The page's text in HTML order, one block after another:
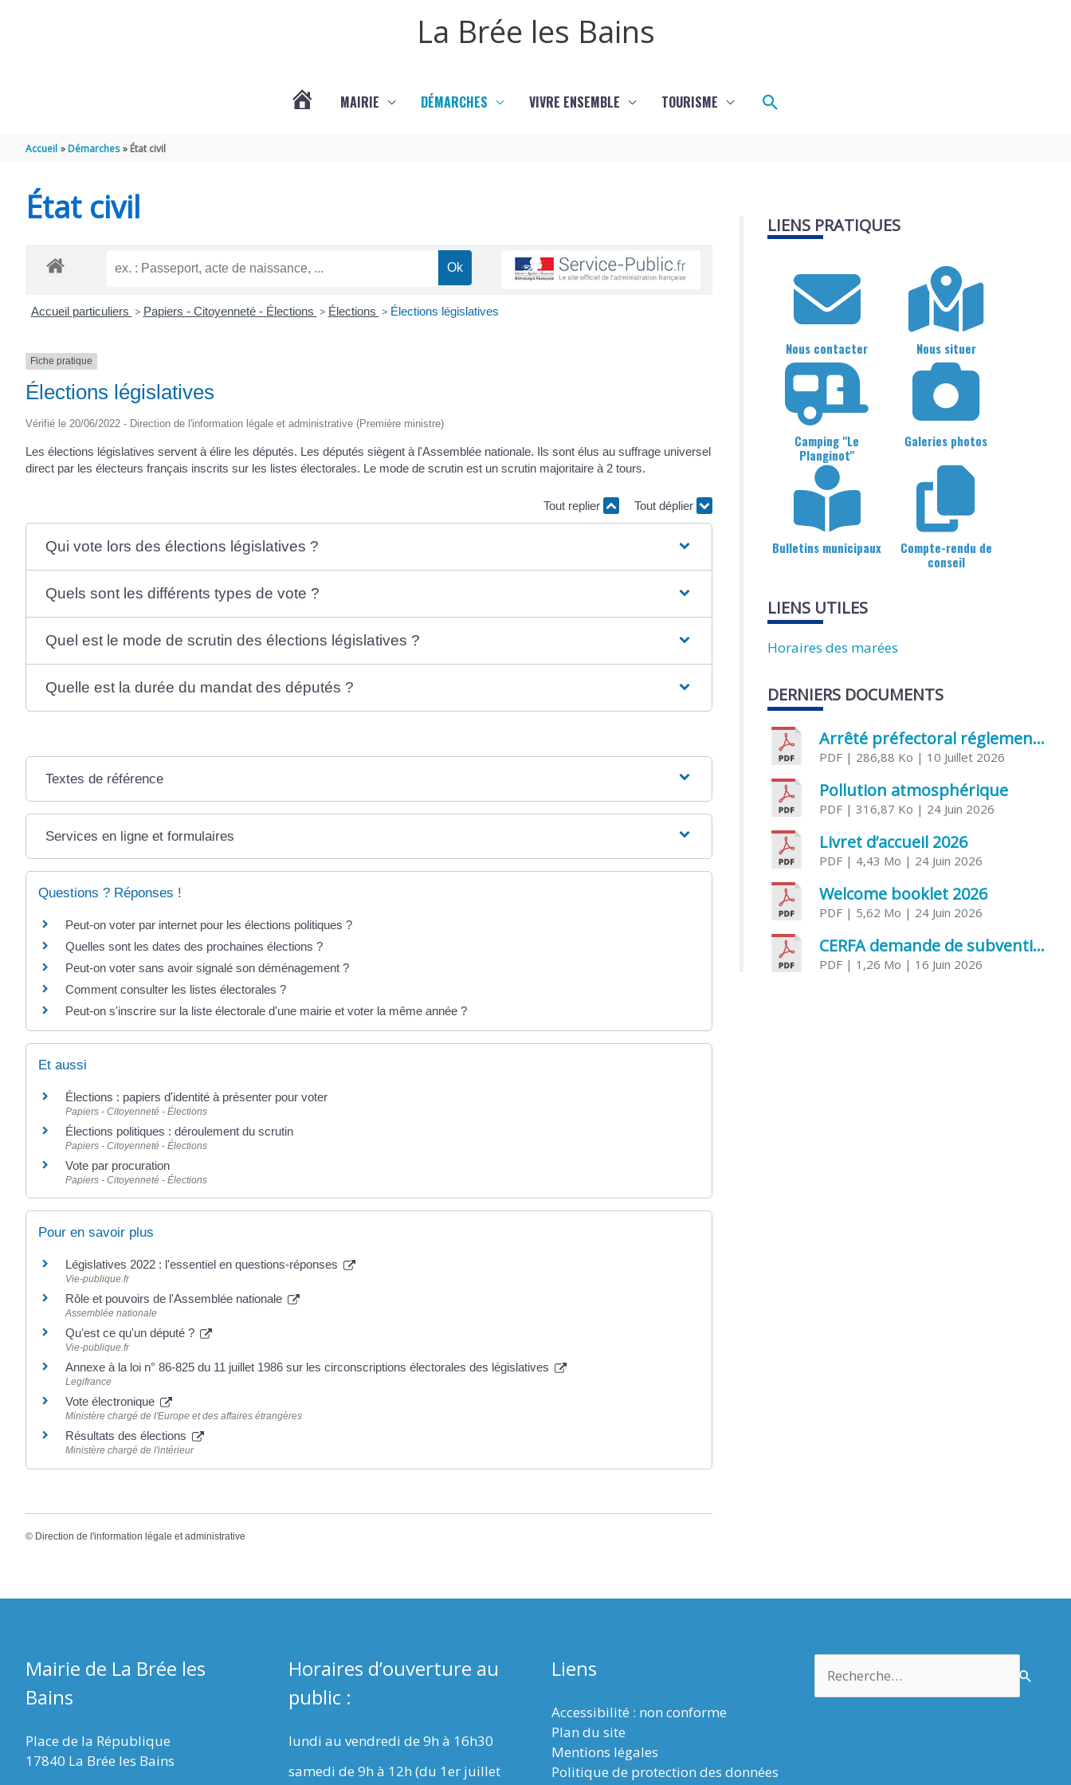
La Brée les Bains
TITRE)
MAIRIE DÉMARCHES VIVRE ENSEMBLE TOURISME Rechercher
Accueil Démarches État civil
État civil
Accueil particuliers > Papiers - Citoyenneté - Élections > Élections > Élections législatives
Fiche pratique
Élections législatives
Vérifié le 20/06/2022 - Direction de l'information légale et administrative (Première ministre)
Les élections législatives servent à élire les députés. Les députés siègent à l'Assemblée nationale. Ils sont élus au suffrage universel
direct par les électeurs français inscrits sur les listes électorales. Le mode de scrutin est un scrutin majoritaire à 2 tours.
Tout replier Tout déplier
Qui vote lors des élections législatives ?
Quels sont les différents types de vote ?
Quel est le mode de scrutin des élections législatives ?
Quelle est la durée du mandat des députés ?
Textes de référence
Services en ligne et formulaires
Questions ? Réponses !
Peut-on voter par internet pour les élections politiques ?
Quelles sont les dates des prochaines élections ?
Peut-on voter sans avoir signalé son déménagement ?
Comment consulter les listes électorales ?
Peut-on s'inscrire sur la liste électorale d'une mairie et voter la même année ?
Et aussi
Élections : papiers d'identité à présenter pour voter
Papiers - Citoyenneté - Élections
Élections politiques : déroulement du scrutin
Papiers - Citoyenneté - Élections
Vote par procuration
Papiers - Citoyenneté - Élections
Pour en savoir plus
Législatives 2022 : l'essentiel en questions-réponses
Vie-publique.fr
Rôle et pouvoirs de l'Assemblée nationale
Assemblée nationale
Qu'est ce qu'un député ?
Vie-publique.fr
Annexe à la loi n° 86-825 du 11 juillet 1986 sur les circonscriptions électorales des législatives
Legifrance
Vote électronique
Ministère chargé de l'Europe et des affaires étrangères
Résultats des élections
Ministère chargé de l'intérieur
© Direction de l'information légale et administrative
LIENS PRATIQUES
Nous contacter Nous situer
Camping "Le
Planginot"
Galeries photos
Bulletins municipaux
Compte-rendu de
conseil
LIENS UTILES
Horaires des marées
DERNIERS DOCUMENTS
Arrêté préfectoral réglementant l’usage de l’eau
PDF | 286,88 Ko | 10 Juillet 2026
Pollution atmosphérique
PDF | 316,87 Ko | 24 Juin 2026
Livret d’accueil 2026
PDF | 4,43 Mo | 24 Juin 2026
Welcome booklet 2026
PDF | 5,62 Mo | 24 Juin 2026
CERFA demande de subvention association
PDF | 1,26 Mo | 16 Juin 2026
Mairie de La Brée les
Bains
Place de la République
17840 La Brée les Bains
Horaires d’ouverture au
public :
lundi au vendredi de 9h à 16h30
samedi de 9h à 12h (du 1er juillet
Liens
Accessibilité : non conforme
Plan du site
Mentions légales
Politique de protection des données